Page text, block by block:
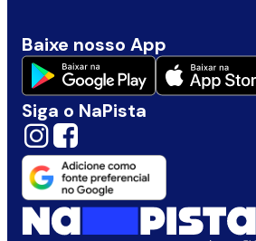
Baixe nosso App
Siga o NaPista